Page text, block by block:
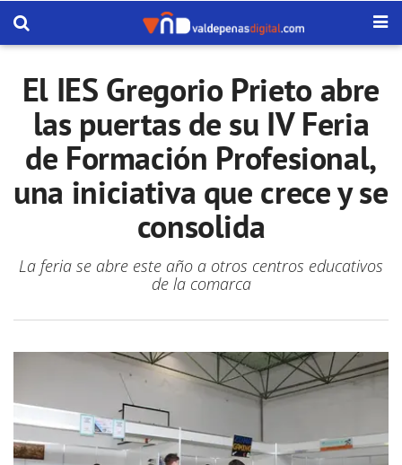
El IES Gregorio Prieto abre
las puertas de su IV Feria
de Formación Profesional,
una iniciativa que crece y se
consolida
La feria se abre este año a otros centros educativos
de la comarca